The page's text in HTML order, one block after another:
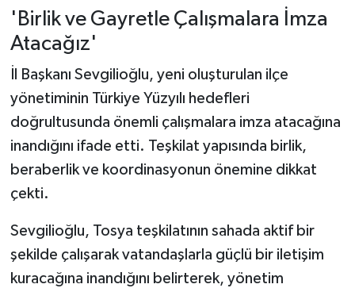
'Birlik ve Gayretle Çalışmalara İmza
Atacağız'
İl Başkanı Sevgilioğlu, yeni oluşturulan ilçe
yönetiminin Türkiye Yüzyılı hedefleri
doğrultusunda önemli çalışmalara imza atacağına
inandığını ifade etti. Teşkilat yapısında birlik,
beraberlik ve koordinasyonun önemine dikkat
çekti.
Sevgilioğlu, Tosya teşkilatının sahada aktif bir
şekilde çalışarak vatandaşlarla güçlü bir iletişim
kuracağına inandığını belirterek, yönetim
Siyaset Haberleri
Dünya Haberleri
Yerel Haberler
Haber Arşivi